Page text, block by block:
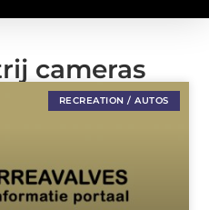
cameras
RECREATION / AUTOS